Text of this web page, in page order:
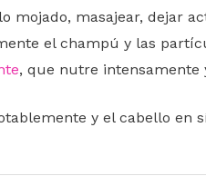
mojado, masajear, dejar
el champú y las
, que nutre
y el cabello en